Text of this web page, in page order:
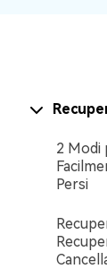
2 Modi
Persi